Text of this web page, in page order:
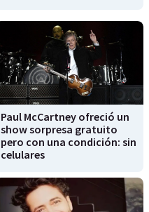
Paul McCartney ofreció un
show sorpresa gratuito
pero con una condición: sin
celulares